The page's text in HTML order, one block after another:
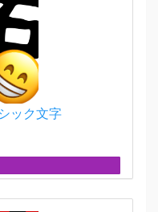
ック文字